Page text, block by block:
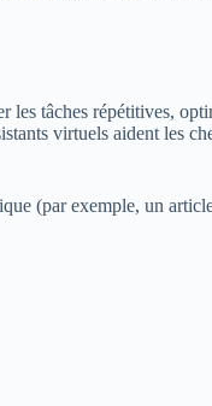
tâches répétitives,
virtuels aident les
(par exemple, un